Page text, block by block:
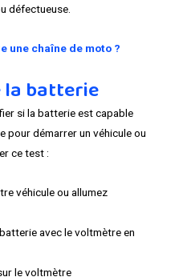
défectueuse.
une chaîne de moto ?
la batterie
si la batterie est capable
pour démarrer un véhicule ou
ce test :
véhicule ou allumez
avec le voltmètre en
le voltmètre